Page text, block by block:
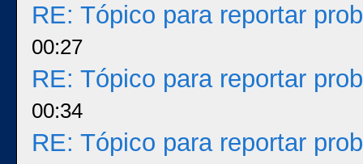
RE: Tópico para reportar
00:27
RE: Tópico para reportar
00:34
RE: Tópico para reportar